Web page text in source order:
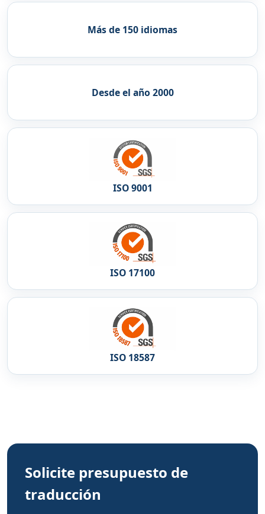
Más de 150 idiomas
Desde el año 2000
ISO 9001
ISO 17100
ISO 18587
Solicite presupuesto de
traducción